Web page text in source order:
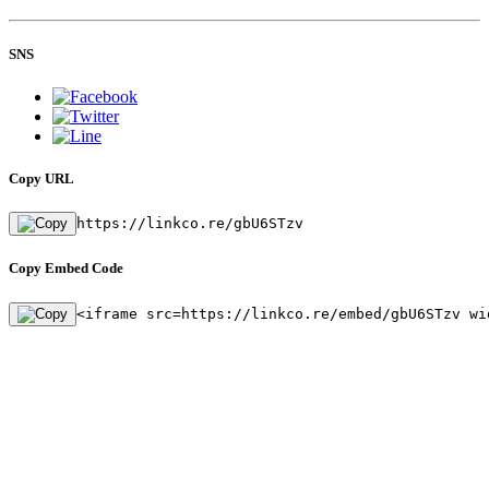
SNS
Copy URL
https://linkco.re/gbU6STzv
Copy Embed Code
<iframe src=https://linkco.re/embed/gbU6STzv